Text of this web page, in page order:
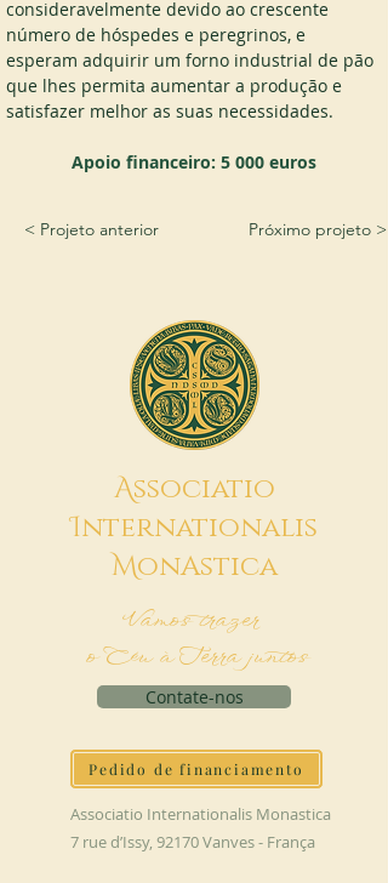
consideravelmente devido ao crescente
número de hóspedes e peregrinos, e
esperam adquirir um forno industrial de pão
que lhes permita aumentar a produção e
satisfazer melhor as suas necessidades.
Apoio financeiro: 5 000 euros
< Projeto anterior Próximo projeto >
Associatio
Internationalis
MonAstica
Vamos trazer
o Céu à Terra juntos
Contate-nos
Pedido de financiamento
Associatio Internationalis Monastica
7 rue d’Issy, 92170 Vanves - França